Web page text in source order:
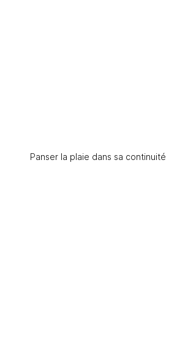
Panser la plaie dans sa continuité